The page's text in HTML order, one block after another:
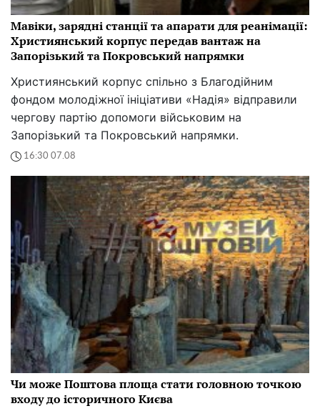
Мавіки, зарядні станції та апарати для реанімації:
Християнський корпус передав вантаж на
Запорізький та Покровський напрямки
Християнський корпус спільно з Благодійним
фондом молодіжної ініціативи «Надія» відправили
чергову партію допомоги військовим на
Запорізький та Покровський напрямки.
16:30 07.08
Чи може Поштова площа стати головною точкою
входу до історичного Києва